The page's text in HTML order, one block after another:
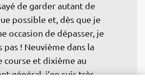
de garder autant de
possible et, dès que je
occasion de dépasser, je
pas ! Neuvième dans la
course et dixième au
général, j’en suis très